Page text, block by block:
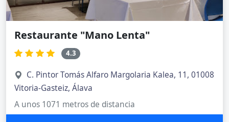
Restaurante "Mano Lenta"
4.3
C. Pintor Tomás Alfaro Margolaria Kalea, 11, 01008
Vitoria-Gasteiz, Álava
A unos 1071 metros de distancia